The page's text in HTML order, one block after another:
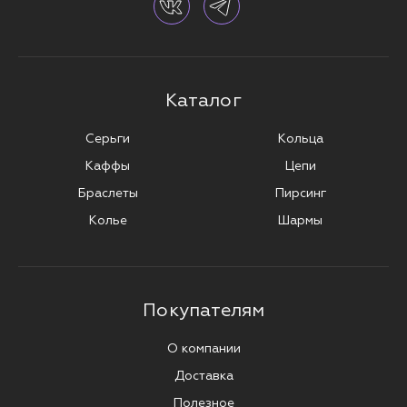
Каталог
Серьги
Каффы
Браслеты
Колье
Кольца
Цепи
Пирсинг
Шармы
Покупателям
О компании
Доставка
Полезное